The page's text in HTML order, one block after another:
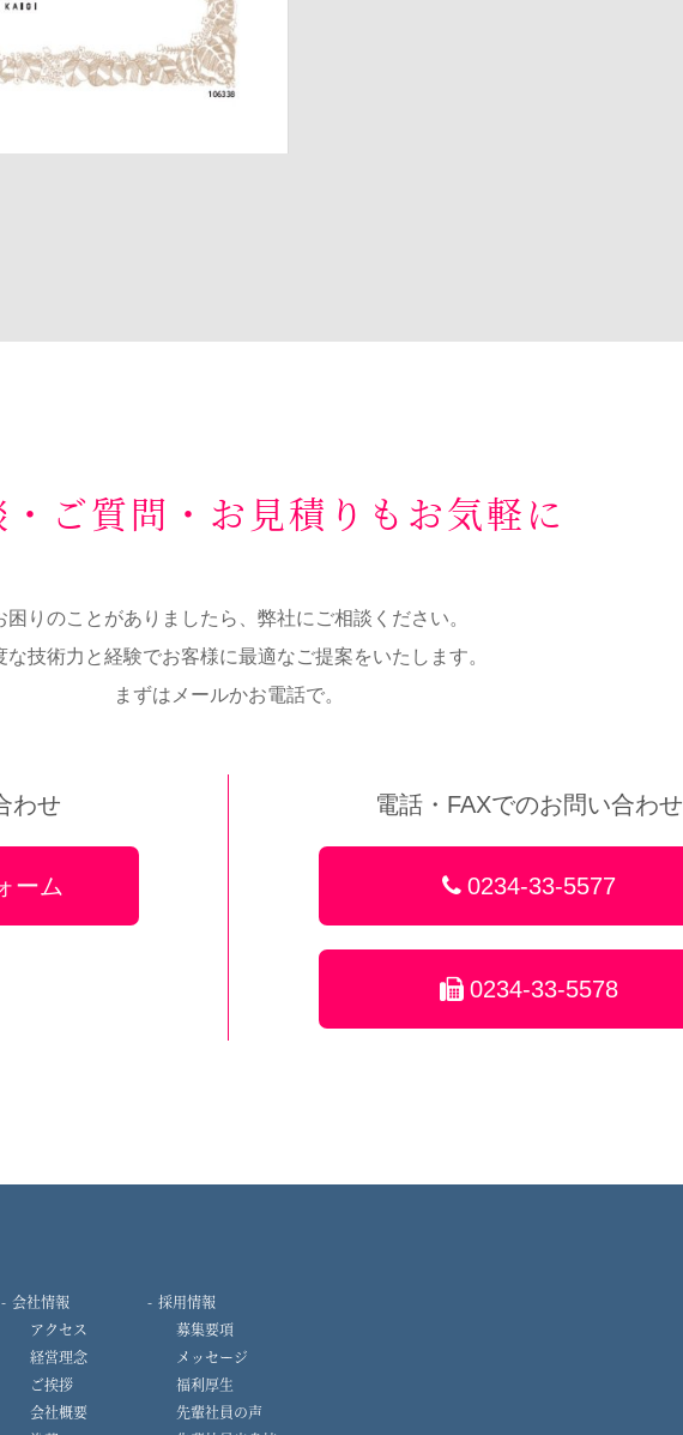
・ご質問・お見積りもお気軽に
困りのことがありましたら、弊社にご相談ください。
な技術力と経験でお客様に最適なご提案をいたします。
まずはメールかお電話で。
わせ
ーム
電話・FAXでのお問い合わせ
0234-33-5577
0234-33-5578
会社情報
アクセス
経営理念
ご挨拶
会社概要
採用情報
募集要項
メッセージ
福利厚生
先輩社員の声